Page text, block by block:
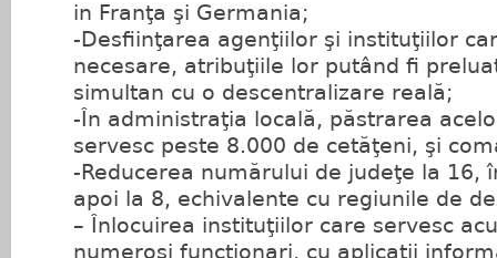
in Franţa şi Germania;
-Desfiinţarea agenţiilor şi instituţiilor
necesare, atribuţiile lor putând fi
simultan cu o descentralizare reală;
-În administraţia locală, păstrarea
servesc peste 8.000 de cetăţeni, şi
-Reducerea numărului de judeţe la 16,
apoi la 8, echivalente cu regiunile de
– Înlocuirea instituţiilor care servesc
numerosi funcţionari, cu aplicaţii